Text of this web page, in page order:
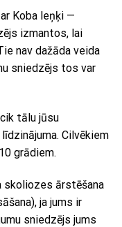
Koba leņķi —
izmantos, lai
nav dažāda veida
sniedzējs tos var
tālu jūsu
Cilvēkiem
grādiem.
skoliozes ārstēšana
ja jums ir
sniedzējs jums